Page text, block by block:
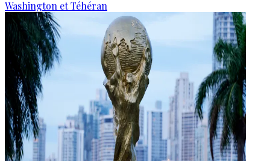
Washington et Téhéran